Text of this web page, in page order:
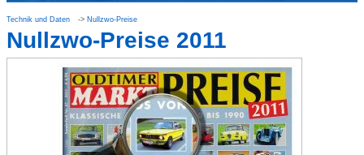
Technik und Daten Nullzwo-Preise
Nullzwo-Preise 2011